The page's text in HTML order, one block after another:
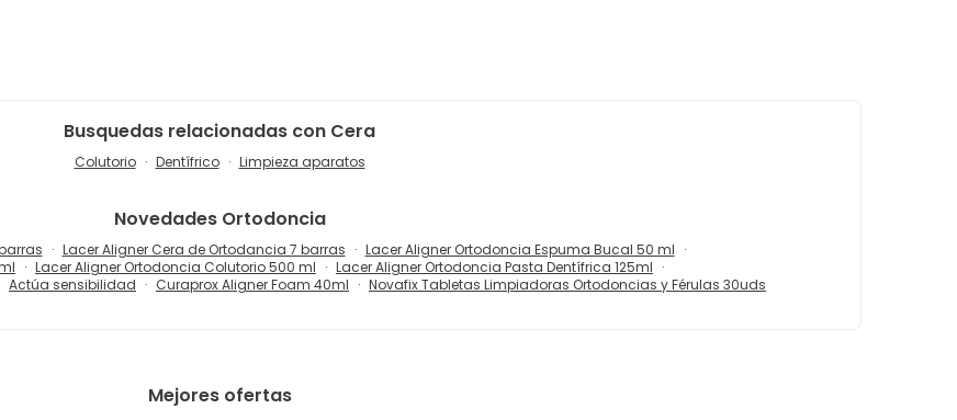
Busquedas relacionadas con Cera
Colutorio Dentífrico Limpieza aparatos
Novedades Ortodoncia
Lacer Aligner Cera de Ortodancia 7 barras
Lacer Aligner Ortodoncia Espuma Bucal 50 ml
Lacer Aligner Ortodoncia Colutorio 500 ml
Lacer Aligner Ortodoncia Pasta Dentífrica 125ml
Actúa sensibilidad Curaprox Aligner Foam 40ml Novafix Tabletas Limpiadoras Ortodoncias y Férulas 30uds
Mejores ofertas